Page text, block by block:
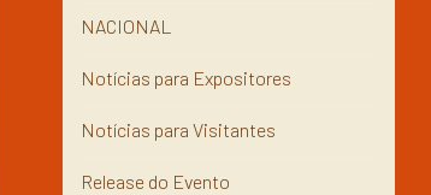
NACIONAL
Notícias para Expositores
Notícias para Visitantes
Release do Evento